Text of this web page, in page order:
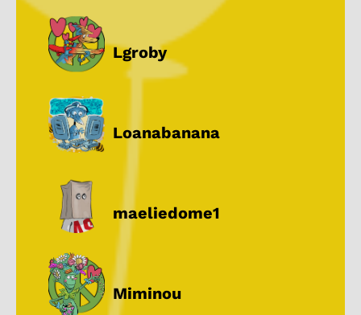
Lgroby
Loanabanana
maeliedome1
Miminou